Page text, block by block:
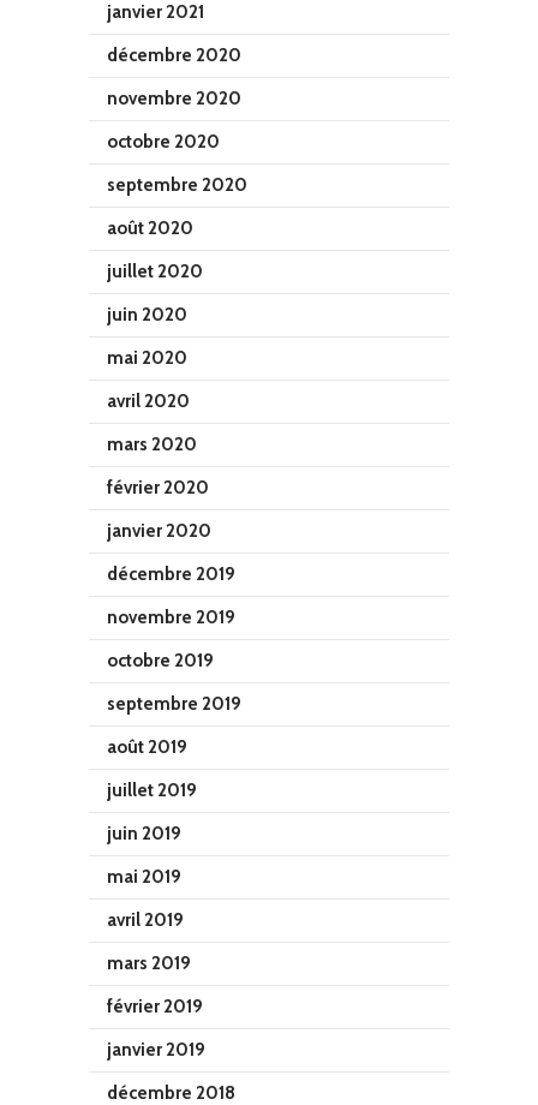
janvier 2021
décembre 2020
novembre 2020
octobre 2020
septembre 2020
août 2020
juillet 2020
juin 2020
mai 2020
avril 2020
mars 2020
février 2020
janvier 2020
décembre 2019
novembre 2019
octobre 2019
septembre 2019
août 2019
juillet 2019
juin 2019
mai 2019
avril 2019
mars 2019
février 2019
janvier 2019
décembre 2018